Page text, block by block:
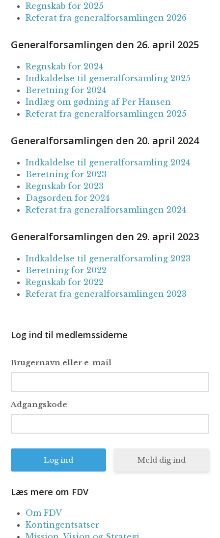
Regnskab for 2025
Referat fra generalforsamlingen 2026
Generalforsamlingen den 26. april 2025
Regnskab for 2024
Indkaldelse til generalforsamling 2025
Beretning for 2024
Indlæg om gødning af Per Hansen
Referat fra generalforsamlingen 2025
Generalforsamlingen den 20. april 2024
Indkaldelse til generalforsamling 2024
Beretning for 2023
Regnskab for 2023
Dagsorden for 2024
Referat fra generalforsamlingen 2024
Generalforsamlingen den 29. april 2023
Indkaldelse til generalforsamling 2023
Beretning for 2022
Regnskab for 2022
Referat fra generalforsamlingen 2023
Log ind til medlemssiderne
Brugernavn eller e-mail
Adgangskode
Meld dig ind
Læs mere om FDV
Om FDV
Kontingentsatser